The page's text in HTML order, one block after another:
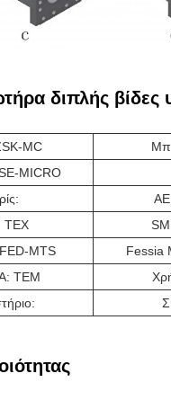
διπλής βίδες
MC
MICRO
TEX
MTS
Fessia
ΤΕΜ